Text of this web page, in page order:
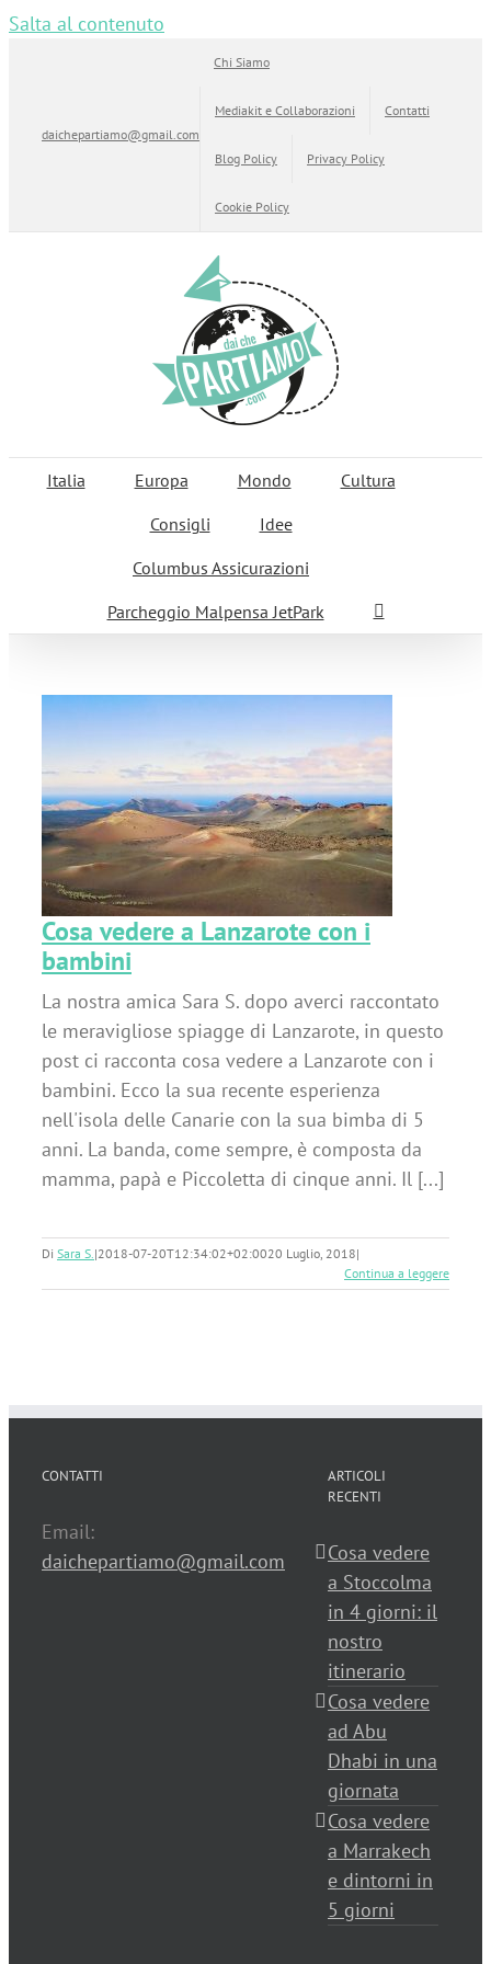
Salta al contenuto
daichepartiamo@gmail.com
Chi Siamo
Mediakit e Collaborazioni Contatti
Blog Policy Privacy Policy
Cookie Policy
Italia Europa Mondo
Cultura
Consigli
Idee
Columbus Assicurazioni
Parcheggio Malpensa JetPark
Cosa vedere a Lanzarote con i
bambini
La nostra amica Sara S. dopo averci raccontato
le meravigliose spiagge di Lanzarote, in questo
post ci racconta cosa vedere a Lanzarote con i
bambini. Ecco la sua recente esperienza
nell'isola delle Canarie con la sua bimba di 5
anni. La banda, come sempre, è composta da
mamma, papà e Piccoletta di cinque anni. Il [...]
Di Sara S.|2018-07-20T12:34:02+02:0020 Luglio, 2018|
Continua a leggere
CONTATTI
Email:
daichepartiamo@gmail.com
ARTICOLI
RECENTI
Cosa vedere
a Stoccolma
in 4 giorni: il
nostro
itinerario
Cosa vedere
ad Abu
Dhabi in una
giornata
Cosa vedere
a Marrakech
e dintorni in
5 giorni